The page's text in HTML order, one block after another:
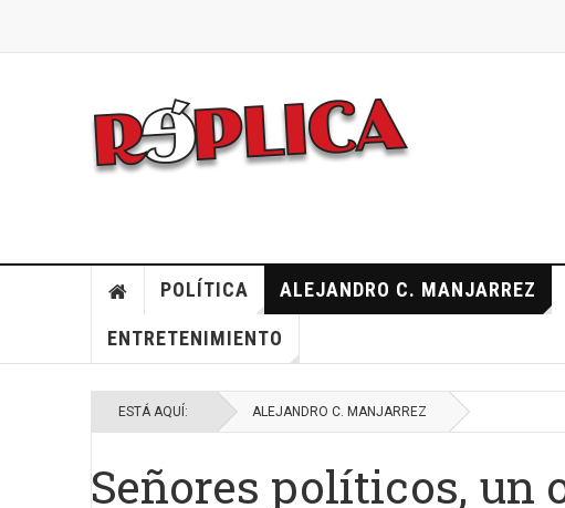
POLÍTICA ALEJANDRO C. MANJARREZ
ENTRETENIMIENTO
ESTÁ AQUÍ: ALEJANDRO C. MANJARREZ
Señores políticos, un